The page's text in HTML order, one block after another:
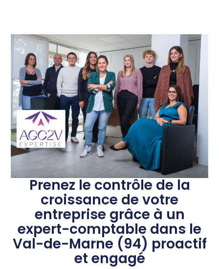
Prenez le contrôle de la
croissance de votre
entreprise grâce à un
expert-comptable dans le
Val-de-Marne (94) proactif
et engagé